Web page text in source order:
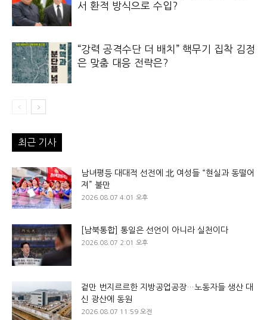
서 환적 방식으로 수입?
“강력 공격수단 더 배치” 핵무기 집착 김정
은 맞춤 대응 전략은?
최근 기사
남녀평등 대대적 선전에 北 여성들 “현실과 동떨어
져” 불만
2026.08.07 4:01 오후
[남북통합] 통일은 선언이 아니라 실천이다
2026.08.07 2:01 오후
겉만 번지르르한 지방공업공장…노동자들 생산 대
신 광산에 동원
2026.08.07 11:59 오전